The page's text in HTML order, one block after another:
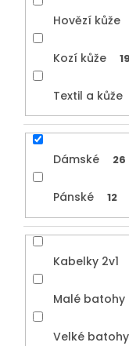
Hovězí kůže
Kozí kůže 19
Textil a kůže
Dámské 26
Pánské 12
Kabelky 2v1
Malé batohy
Velké batohy